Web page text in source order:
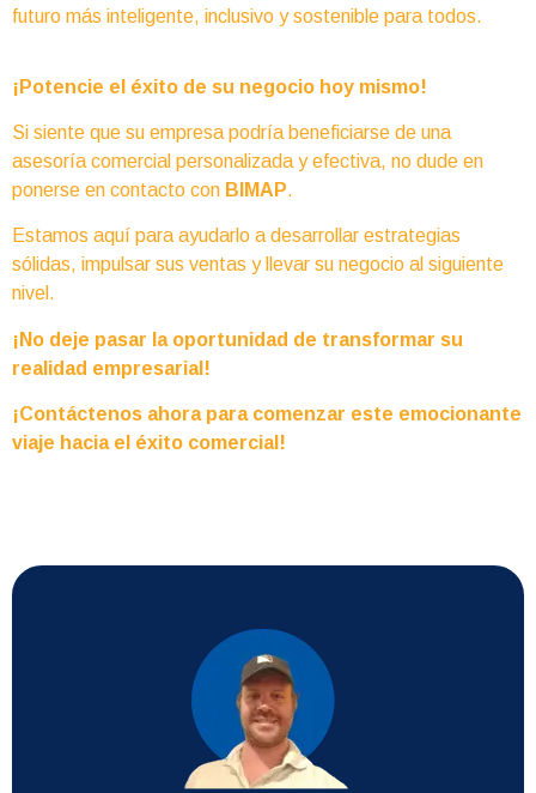
futuro más inteligente, inclusivo y sostenible para todos.
¡Potencie el éxito de su negocio hoy mismo!
Si siente que su empresa podría beneficiarse de una
asesoría comercial personalizada y efectiva, no dude en
ponerse en contacto con BIMAP.
Estamos aquí para ayudarlo a desarrollar estrategias
sólidas, impulsar sus ventas y llevar su negocio al siguiente
nivel.
¡No deje pasar la oportunidad de transformar su
realidad empresarial!
¡Contáctenos ahora para comenzar este emocionante
viaje hacia el éxito comercial!